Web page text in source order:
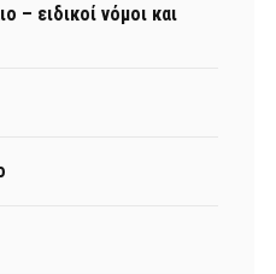
– ειδικοί νόμοι και